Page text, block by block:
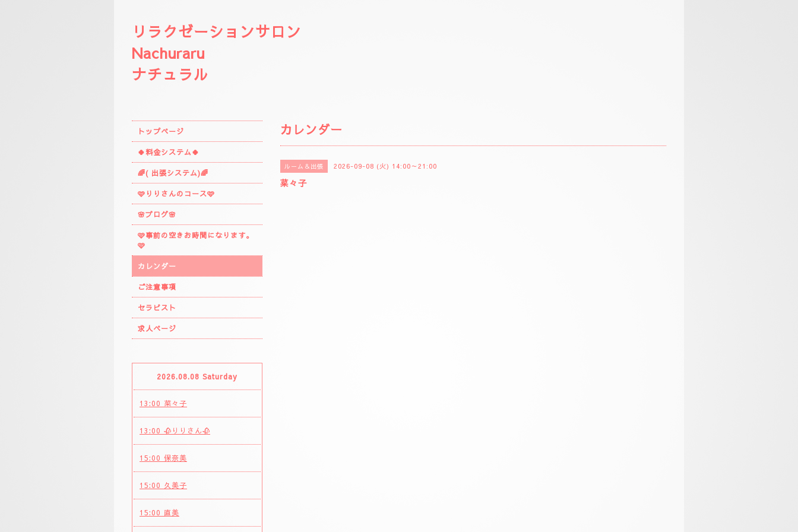
リラクゼーションサロン
Nachuraru
ナチュラル
カレンダー
ルーム＆出張 2026-09-08 (火) 14:00～21:00
菜々子
トップページ
🍀料金システム🍀
🌈( 出張システム)🌈
🩷りりさんのコース🩷
🌸ブログ🌸
🩷事前の空きお時間になります。
🩷
カレンダー
ご注意事項
セラピスト
求人ページ
2026.08.08 Saturday
13:00 菜々子
13:00 🥀りりさん🥀
15:00 保奈美
15:00 久美子
15:00 直美